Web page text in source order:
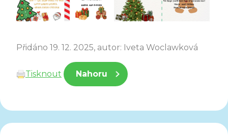
Přidáno 19. 12. 2025, autor: Iveta Woclawková
Tisknout Nahoru